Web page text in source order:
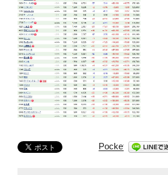
Pocket